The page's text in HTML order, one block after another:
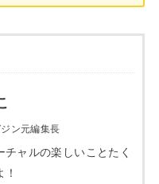
ン元編集長
ャルの楽しいことたく